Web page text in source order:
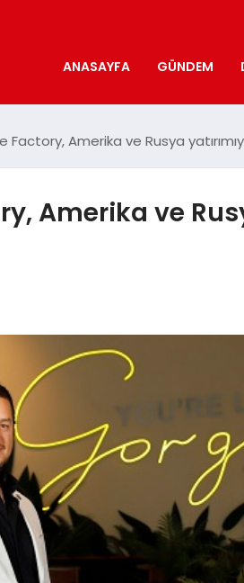
ANASAYFA GÜNDEM
Factory, Amerika ve Rusya
Amerika ve